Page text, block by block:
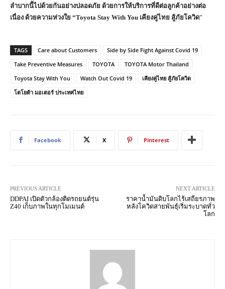
ลำบากนี้ไปด้วยกันอย่างปลอดภัย ด้วยการให้บริการที่ดีต่อลูกค้าอย่างต่อ
เนื่อง ด้วยความห่วงใย “Toyota Stay With You เคียงคู่ไทย สู้ภัยโควิด”
TAGS Care about Customers
Side by Side Fight Against Covid 19
Take Preventive Measures
TOYOTA
TOYOTA Motor Thailand
Toyota Stay With You
Watch Out Covid 19
เคียงคู่ไทย สู้ภัยโควิด
โตโยต้า มอเตอร์ ประเทศไทย
Facebook X Pinterest
PREVIOUS ARTICLE
DDPAI เปิดตัวกล้องติดรถยนต์รุ่น
Z40 เก็บภาพในทุกโมเมนต์
NEXT ARTICLE
ราคาน้ำมันดิบโลกไร้เสถียรภาพ
หลังโควิดสายพันธุ์เริ่มระบาดทั่ว
โลก